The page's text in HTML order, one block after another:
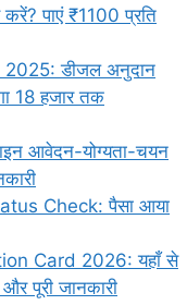
पाएं ₹1100 प्रति
डीजल अनुदान
18 हजार तक
आवेदन-योग्यता-चयन
Check: पैसा आया
Card 2026: यहाँ से
पूरी जानकारी